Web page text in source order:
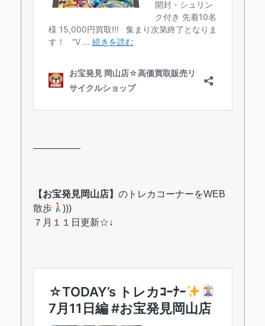
―――――
【お宝発見岡山店】 のトレカコーナーをWEB
散歩
)))
７月１１日更新☆↓